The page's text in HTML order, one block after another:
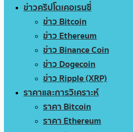
ข่าวคริปโตเคอเรนซี่
ข่าว Bitcoin
ข่าว Ethereum
ข่าว Binance Coin
ข่าว Dogecoin
ข่าว Ripple (XRP)
ราคาและการวิเคราะห์
ราคา Bitcoin
ราคา Ethereum